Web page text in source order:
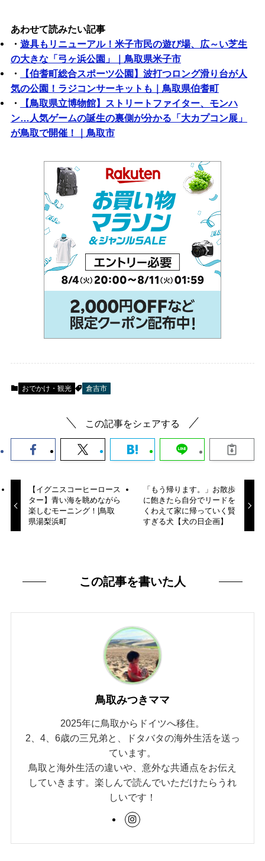
あわせて読みたい記事
・ 遊具もリニューアル！米子市民の遊び場、広～い芝生
の大きな「弓ヶ浜公園」｜鳥取県米子市
・
【伯耆町総合スポーツ公園】波打つロング滑り台が人
気の公園！ラジコンサーキットも｜鳥取県伯耆町
・
【鳥取県立博物館】ストリートファイター、モンハ
ン…人気ゲームの誕生の裏側が分かる「大カプコン展」
が鳥取で開催！｜鳥取市
おでかけ・観光 倉吉市
この記事をシェアする
【イグニスコーヒーロース
ター】青い海を眺めながら
楽しむモーニング！|鳥取
県湯梨浜町
「もう帰ります。」お散歩
に飽きたら自分でリードを
くわえて家に帰っていく賢
すぎる犬【犬の日企画】
この記事を書いた人
鳥取みつきママ
2025年に鳥取からドイツへ移住。
2、4、6歳の三兄弟と、ドタバタの海外生活を送っ
ています。
鳥取と海外生活の違いや、意外な共通点をお伝え
していきます。楽しんで読んでいただけたらうれ
しいです！